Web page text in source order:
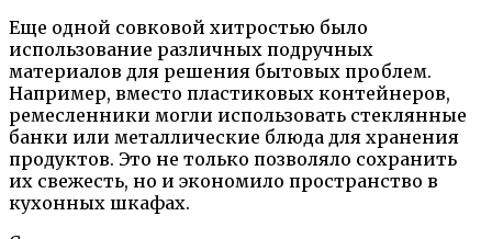
Еще одной совковой хитростью было
использование различных подручных
материалов для решения бытовых проблем.
Например, вместо пластиковых контейнеров,
ремесленники могли использовать стеклянные
банки или металлические блюда для хранения
продуктов. Это не только позволяло сохранить
их свежесть, но и экономило пространство в
кухонных шкафах.